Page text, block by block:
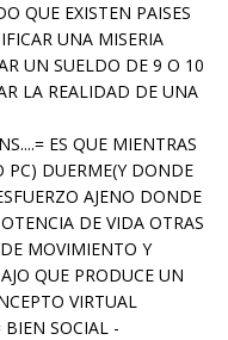
QUE EXISTEN PAISES
UNA MISERIA
UN SUELDO DE 9 O 10
LA REALIDAD DE UNA
ES QUE MIENTRAS
PC) DUERME(Y DONDE
AJENO DONDE
DE VIDA OTRAS
MOVIMIENTO Y
QUE PRODUCE UN
VIRTUAL
BIEN SOCIAL -